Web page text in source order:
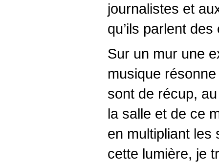
journalistes et
qu’ils parlent
Sur un mur une
musique
sont de récup,
la salle et de ce
en multipliant les
cette lumière, je